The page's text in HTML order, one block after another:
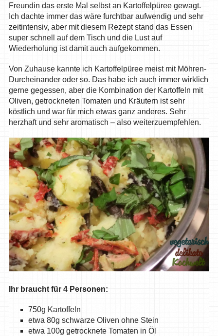
Freundin das erste Mal selbst an Kartoffelpüree gewagt.
Ich dachte immer das wäre furchtbar aufwendig und sehr
zeitintensiv, aber mit diesem Rezept stand das Essen
super schnell auf dem Tisch und die Lust auf
Wiederholung ist damit auch aufgekommen.
Von Zuhause kannte ich Kartoffelpüree meist mit Möhren-
Durcheinander oder so. Das habe ich auch immer wirklich
gerne gegessen, aber die Kombination der Kartoffeln mit
Oliven, getrockneten Tomaten und Kräutern ist sehr
köstlich und war für mich etwas ganz anderes. Sehr
herzhaft und sehr aromatisch – also weiterzuempfehlen.
Ihr braucht für 4 Personen:
750g Kartoffeln
etwa 80g schwarze Oliven ohne Stein
etwa 100g getrocknete Tomaten in Öl